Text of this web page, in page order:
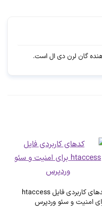
گان لرن دی ال است.
کدهای کاربردی فایل htaccess
امنیت و سئو وردپرس